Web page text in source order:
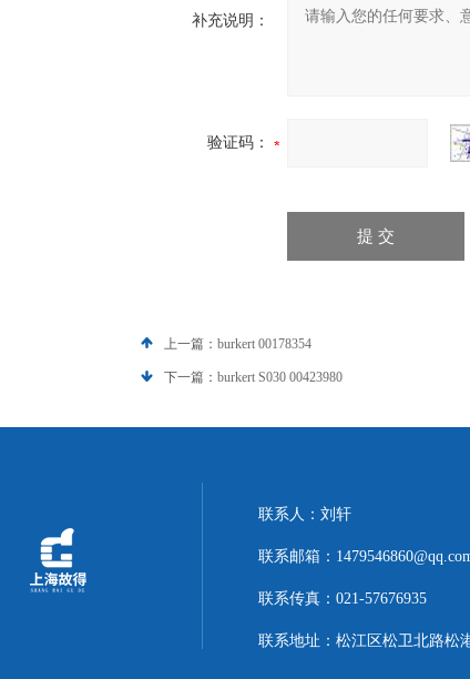
补充说明：
验证码：
上一篇： burkert 00178354
下一篇： burkert S030 00423980
联系人：刘轩
联系邮箱：
联系传真：021-57676935
联系地址：松江区松卫北路松